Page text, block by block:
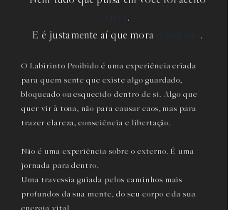
viver.
E é justamente aí que morao segredo.
O Labirinto Proibido é uma experiência criada
para quem sente que existe algo guardado,
bloqueado ou esquecido dentro de si. Algo que
quer vir à tona, não para causar caos, mas para
trazer clareza, consciência e libertação.
Não é uma experiência sobre o externo. É uma
jornada para dentro.
Uma travessia guiada pelos caminhos mais
profundos da sua mente, do seu corpo e da sua